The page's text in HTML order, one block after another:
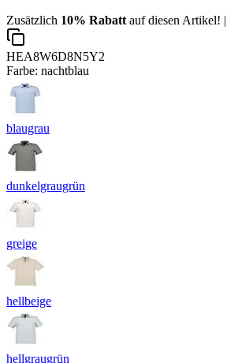
Zusätzlich 10% Rabatt auf diesen Artikel! |
HEA8W6D8N5Y2
Farbe: nachtblau
blaugrau
dunkelgraugrün
greige
hellbeige
hellgraugrün